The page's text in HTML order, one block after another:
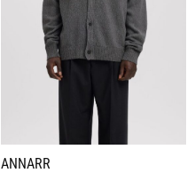
ANNARR